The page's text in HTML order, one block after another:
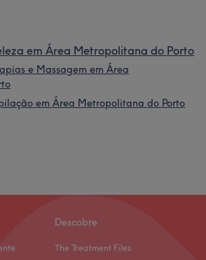
em Área Metropolitana do Porto
e Massagem em Área
em Área Metropolitana do Porto
Descobre
The Treatment Files